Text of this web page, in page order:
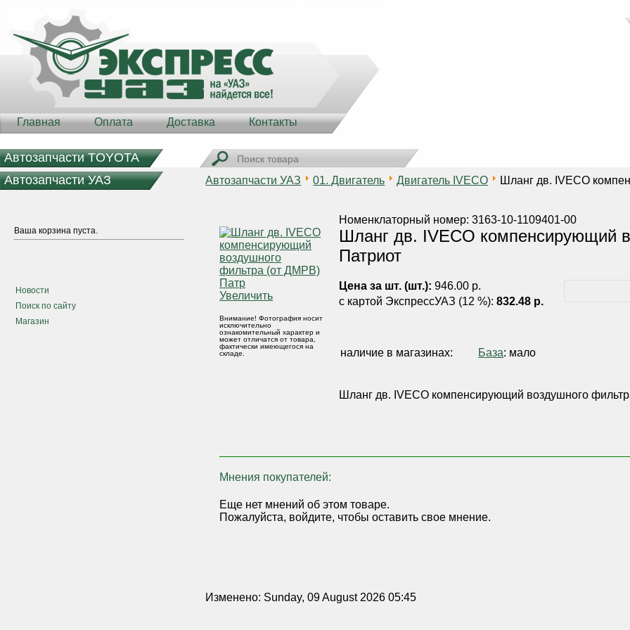
Главная Оплата Доставка Контакты
Автозапчасти TOYOTA
Автозапчасти УАЗ
Ваша корзина пуста.
Новости
Поиск по сайту
Магазин
Автозапчасти УАЗ 01. Двигатель Двигатель IVECO Шланг дв. IVECO
Увеличить
Внимание! Фотография носит
исключительно
ознакомительный характер и
может отличатся от товара,
фактически имеющегося на
складе.
Номенклаторный номер: 3163-10-1109401-00
Шланг дв. IVECO компенсирующий
Патриот
Цена за шт. (шт.): 946.00 р.
с картой ЭкспрессУАЗ (12 %):832.48 р.
наличие в магазинах: База: мало
Шланг дв. IVECO компенсирующий воздушного
Мнения покупателей:
Еще нет мнений об этом товаре.
Пожалуйста, войдите, чтобы оставить свое мнение.
Изменено: Sunday, 09 August 2026 05:45